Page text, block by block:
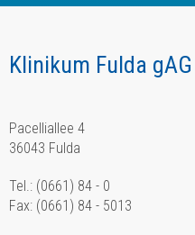
Klinikum Fulda gAG
Pacelliallee 4
36043 Fulda
Tel.: (0661) 84 - 0
Fax: (0661) 84 - 5013